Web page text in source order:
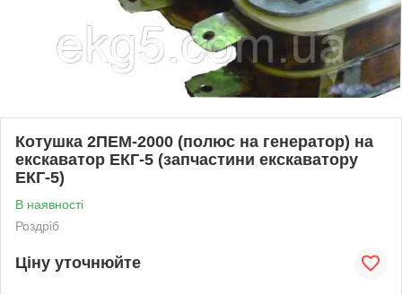
Котушка 2ПЕМ-2000 (полюс на генератор) на
екскаватор ЕКГ-5 (запчастини екскаватору
ЕКГ-5)
В наявності
Роздріб
Ціну уточнюйте